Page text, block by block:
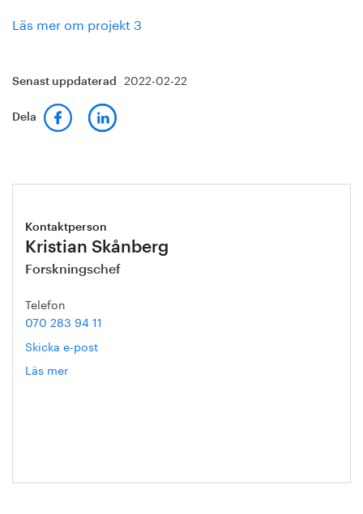
Läs mer om projekt 3
Senast uppdaterad 2022-02-22
Dela
Kontaktperson
Kristian Skånberg
Forskningschef
Telefon
070 283 94 11
Skicka e-post
Läs mer